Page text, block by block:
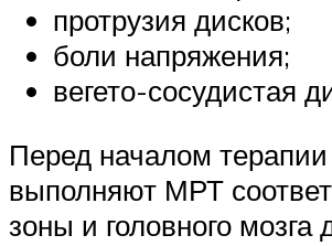
протрузия дисков;
боли напряжения;
вегето-сосудистая
Перед началом
выполняют МРТ
зоны и головного мозга